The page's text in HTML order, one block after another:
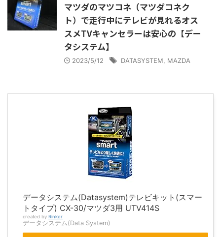
マツダのマツコネ（マツダコネク
ト）で走行中にテレビが見れるオス
スメTVキャンセラーは安心の【デー
タシステム】
2023/5/12 DATASYSTEM, MAZDA
データシステム(Datasystem)テレビキット(スマー
トタイプ) CX-30/マツダ3用 UTV414S
created by Rinker
データシステム(Data System)